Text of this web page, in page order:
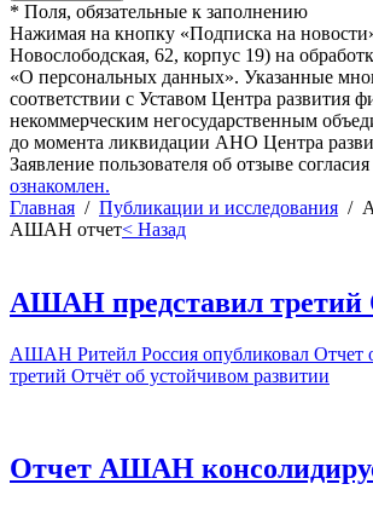
* Поля, обязательные к заполнению
Нажимая на кнопку «Подписка на
Новослободская, 62, корпус 19) на
«О персональных данных». Указанные
соответствии с Уставом Центра развития
некоммерческим негосударственным
до момента ликвидации АНО Центра
Заявление пользователя об отзыве
ознакомлен.
Главная / Публикации и исследования /
АШАН отчет< Назад
АШАН представил третий
АШАН Ритейл Россия опубликовал Отчет
третий Отчёт об устойчивом развитии
Отчет АШАН